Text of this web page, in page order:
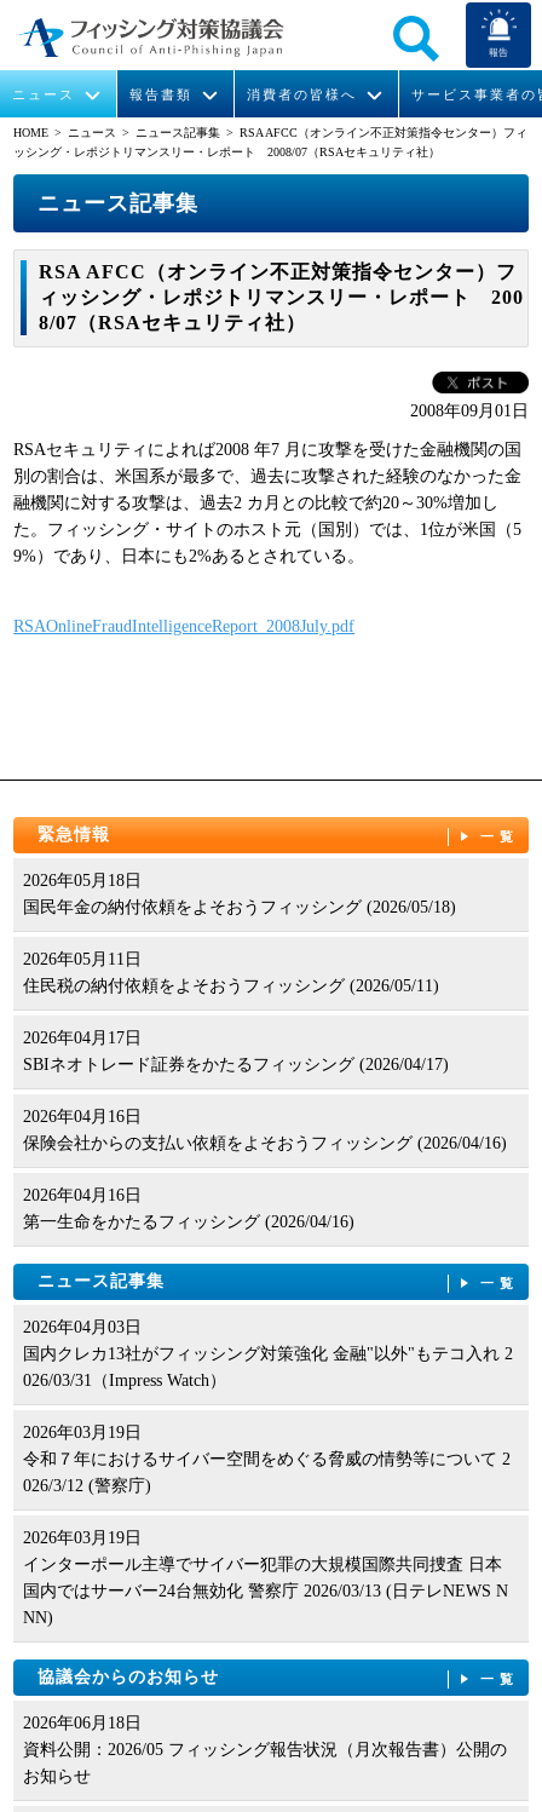
報告
ニュース
イベント
ニュース記事集
報告書類
月次報告書
協議会WG報告書
消費者の皆様へ
フィッシングの報告
マンガでわかるフィッシング詐欺対策 5ヶ条
サービス事業者の
STOP. THINK. CONNECT.
運営委員紹介
活動
メンバー
入会案内
パンフレット
HOME > ニュース > ニュース記事集 > RSA AFCC（オンライン不正対策指令センター）フィ
ッシング・レポジトリマンスリー・レポート 2008/07（RSAセキュリティ社）
ニュース記事集
RSA AFCC（オンライン不正対策指令センター）フ
ィッシング・レポジトリマンスリー・レポート 200
8/07（RSAセキュリティ社）
2008年09月01日
RSAセキュリティによれば2008 年7 月に攻撃を受けた金融機関の国
別の割合は、米国系が最多で、過去に攻撃された経験のなかった金
融機関に対する攻撃は、過去2 カ月との比較で約20～30%増加し
た。フィッシング・サイトのホスト元（国別）では、1位が米国（5
9%）であり、日本にも2%あるとされている。
RSAOnlineFraudIntelligenceReport_2008July.pdf
緊急情報 一覧
2026年05月18日
国民年金の納付依頼をよそおうフィッシング (2026/05/18)
2026年05月11日
住民税の納付依頼をよそおうフィッシング (2026/05/11)
2026年04月17日
SBIネオトレード証券をかたるフィッシング (2026/04/17)
2026年04月16日
保険会社からの支払い依頼をよそおうフィッシング (2026/04/16)
2026年04月16日
第一生命をかたるフィッシング (2026/04/16)
ニュース記事集 一覧
2026年04月03日
国内クレカ13社がフィッシング対策強化 金融"以外"もテコ入れ 2
026/03/31（Impress Watch）
2026年03月19日
令和７年におけるサイバー空間をめぐる脅威の情勢等について 2
026/3/12 (警察庁)
2026年03月19日
インターポール主導でサイバー犯罪の大規模国際共同捜査 日本
国内ではサーバー24台無効化 警察庁 2026/03/13 (日テレNEWS N
NN)
協議会からのお知らせ 一覧
2026年06月18日
資料公開：2026/05 フィッシング報告状況（月次報告書）公開の
お知らせ